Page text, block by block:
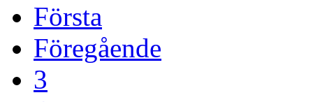
Första
Föregående
3